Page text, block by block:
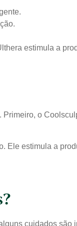
estimula a
o
Ele estimula a
cuidados são